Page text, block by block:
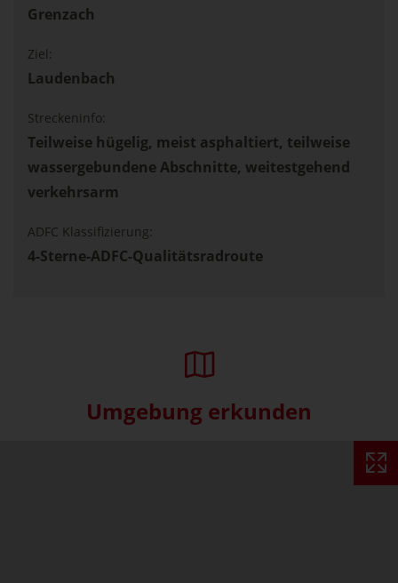
Grenzach
Ziel:
Laudenbach
Streckeninfo:
Teilweise hügelig, meist asphaltiert, teilweise
wassergebundene Abschnitte, weitestgehend
verkehrsarm
ADFC Klassifizierung:
4-Sterne-ADFC-Qualitätsradroute
Umgebung erkunden
Interaktive Karte